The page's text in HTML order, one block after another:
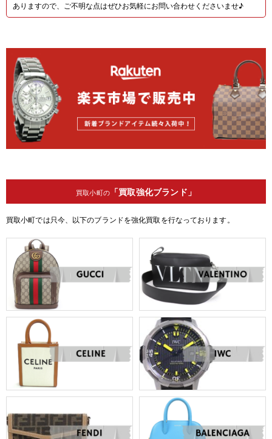
ありますので、ご不明な点はぜひお気軽にお問い合わせくださいませ♪
買取小町の「買取強化ブランド」
買取小町では只今、以下のブランドを強化買取を行なっております。